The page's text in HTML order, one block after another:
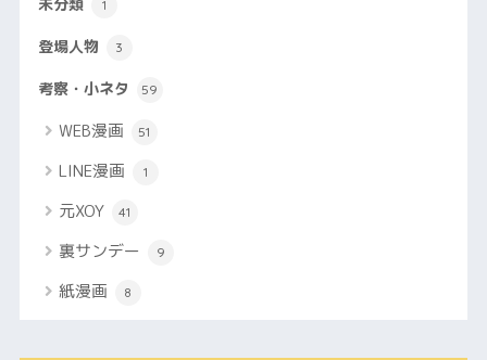
未分類 1
登場人物 3
考察・小ネタ 59
WEB漫画 51
LINE漫画 1
元XOY 41
裏サンデー 9
紙漫画 8